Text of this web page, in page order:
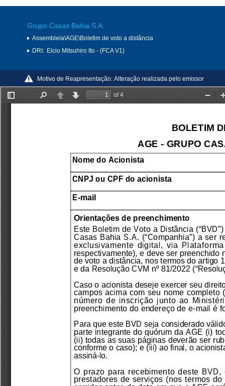
Grupo Casas Bahia S.A.
Assembleia\AGE\Boletim de voto a distância
DRI: Elcio Mitsuhiro Ito - (FCA V1)
Motivo de Reapresentação: Alteração realizada pelo emissor